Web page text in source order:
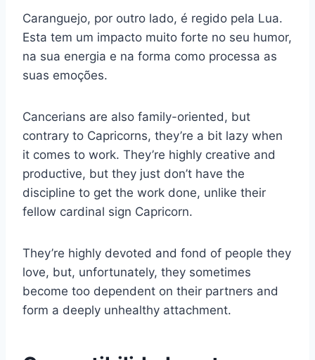
Caranguejo, por outro lado, é regido pela Lua.
Esta tem um impacto muito forte no seu humor,
na sua energia e na forma como processa as
suas emoções.
Cancerians are also family-oriented, but
contrary to Capricorns, they’re a bit lazy when
it comes to work. They’re highly creative and
productive, but they just don’t have the
discipline to get the work done, unlike their
fellow cardinal sign Capricorn.
They’re highly devoted and fond of people they
love, but, unfortunately, they sometimes
become too dependent on their partners and
form a deeply unhealthy attachment.